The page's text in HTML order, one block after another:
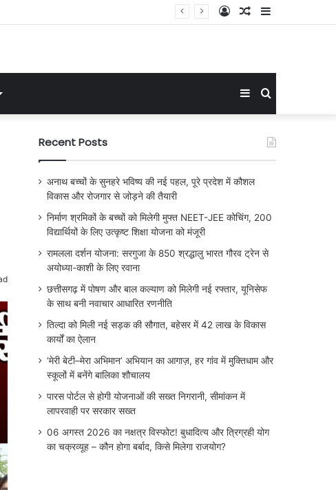
Sidebar
Random
Log
Search
for
Sidebar
Recent Posts
अनाथ बच्चों के सुनहरे भविष्य की नई पहल, पूरे प्रदेश में कौशल
विकास और रोजगार से जोड़ने की तैयारी
निर्माण श्रमिकों के बच्चों को मिलेगी मुफ्त NEET-JEE कोचिंग, 200
विद्यार्थियों के लिए उत्कृष्ट शिक्षा योजना को मंजूरी
रामलला दर्शन योजना: सरगुजा के 850 श्रद्धालु भारत गौरव ट्रेन से
अयोध्या-काशी के लिए रवाना
छत्तीसगढ़ में पोषण और बाल कल्याण को मिलेगी नई रफ्तार, यूनिसेफ
के साथ बनी नवाचार आधारित रणनीति
तिल्दा को मिली नई सड़क की सौगात, बहेसर में 42 लाख के विकास
कार्यों का ऐलान
‘मेरी बेटी–मेरा अभिमान’ अभियान का आगाज़, हर गांव में मुक्तिधाम और
स्कूलों में बनेंगे बालिका शौचालय
पारस पोर्टल से होगी योजनाओं की सख्त निगरानी, सीमांकन में
लापरवाही पर सरकार सख्त
06 अगस्त 2026 का नक्षत्र विस्फोट! बुधादित्य और त्रिग्रही योग
का चक्रव्यूह – कौन होगा बर्बाद, किसे मिलेगा राजयोग?